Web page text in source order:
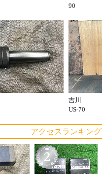
90
吉川
US-70
アクセスランキング